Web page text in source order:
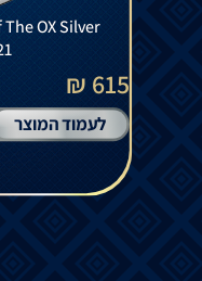
OX Silver
615 ₪
לעמוד המוצר